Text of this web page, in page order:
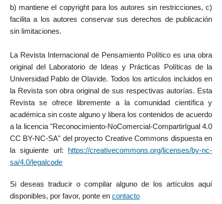
b) mantiene el copyright para los autores sin restricciones, c)
facilita a los autores conservar sus derechos de publicación
sin limitaciones.
La Revista Internacional de Pensamiento Político es una obra
original del Laboratorio de Ideas y Prácticas Políticas de la
Universidad Pablo de Olavide. Todos los artículos incluidos en
la Revista son obra original de sus respectivas autorías. Esta
Revista se ofrece libremente a la comunidad científica y
académica sin coste alguno y libera los contenidos de acuerdo
a la licencia "Reconocimiento-NoComercial-CompartirIgual 4.0
CC BY-NC-SA" del proyecto Creative Commons dispuesta en
la siguiente url:
https://creativecommons.org/licenses/by-nc-
sa/4.0/legalcode
Si deseas traducir o compilar alguno de los artículos aquí
disponibles, por favor, ponte en contacto